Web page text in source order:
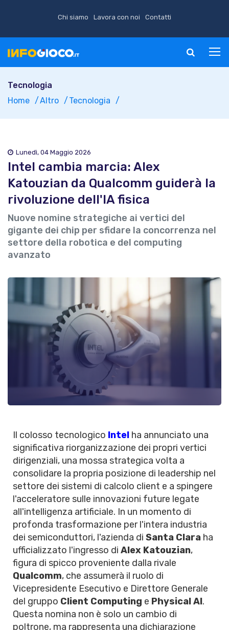
Chi siamo Lavora con noi Contatti
Tecnologia
Home
Altro Tecnologia
Lunedì, 04 Maggio 2026
Intel cambia marcia: Alex
Katouzian da Qualcomm guiderà la
rivoluzione dell'IA fisica
Nuove nomine strategiche ai vertici del
gigante dei chip per sfidare la concorrenza nel
settore della robotica e del computing
avanzato
Il colosso tecnologico Intel ha annunciato una
significativa riorganizzazione dei propri vertici
dirigenziali, una mossa strategica volta a
consolidare la propria posizione di leadership nel
settore dei sistemi di calcolo client e a spingere
l'acceleratore sulle innovazioni future legate
all'intelligenza artificiale. In un momento di
profonda trasformazione per l'intera industria
dei semiconduttori, l'azienda di Santa Clara ha
ufficializzato l'ingresso di Alex Katouzian,
figura di spicco proveniente dalla rivale
Qualcomm, che assumerà il ruolo di
Vicepresidente Esecutivo e Direttore Generale
del gruppo Client Computing e Physical AI.
Questa nomina non è solo un cambio di
poltrone, ma rappresenta una dichiarazione